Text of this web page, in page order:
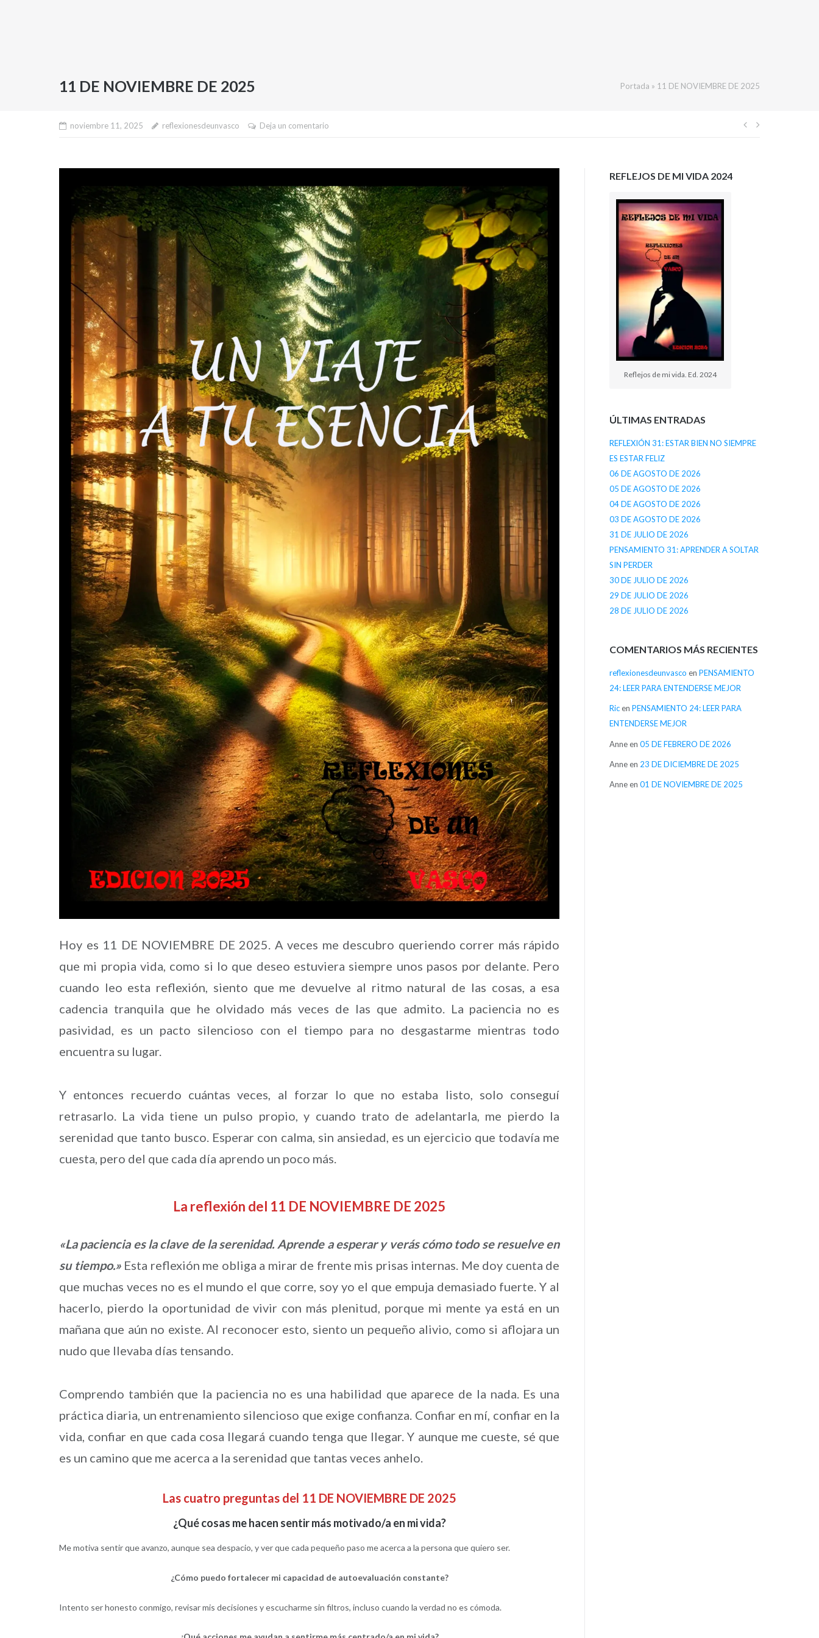
11 DE NOVIEMBRE DE 2025 Portada » 11 DE NOVIEMBRE DE 2025
noviembre 11, 2025 reflexionesdeunvasco Deja un comentario
Navegación
Hoy es 11 DE NOVIEMBRE DE 2025. A veces me descubro queriendo correr más rápido
que mi propia vida, como si lo que deseo estuviera siempre unos pasos por delante. Pero
cuando leo esta reflexión, siento que me devuelve al ritmo natural de las cosas, a esa
cadencia tranquila que he olvidado más veces de las que admito. La paciencia no es
pasividad, es un pacto silencioso con el tiempo para no desgastarme mientras todo
encuentra su lugar.
Y entonces recuerdo cuántas veces, al forzar lo que no estaba listo, solo conseguí
retrasarlo. La vida tiene un pulso propio, y cuando trato de adelantarla, me pierdo la
serenidad que tanto busco. Esperar con calma, sin ansiedad, es un ejercicio que todavía me
cuesta, pero del que cada día aprendo un poco más.
La reflexión del 11 DE NOVIEMBRE DE 2025
«La paciencia es la clave de la serenidad. Aprende a esperar y verás cómo todo se resuelve en
su tiempo.»Esta reflexión me obliga a mirar de frente mis prisas internas. Me doy cuenta de
que muchas veces no es el mundo el que corre, soy yo el que empuja demasiado fuerte. Y al
hacerlo, pierdo la oportunidad de vivir con más plenitud, porque mi mente ya está en un
mañana que aún no existe. Al reconocer esto, siento un pequeño alivio, como si aflojara un
nudo que llevaba días tensando.
Comprendo también que la paciencia no es una habilidad que aparece de la nada. Es una
práctica diaria, un entrenamiento silencioso que exige confianza. Confiar en mí, confiar en la
vida, confiar en que cada cosa llegará cuando tenga que llegar. Y aunque me cueste, sé que
es un camino que me acerca a la serenidad que tantas veces anhelo.
Las cuatro preguntas del 11 DE NOVIEMBRE DE 2025
¿Qué cosas me hacen sentir más motivado/a en mi vida?
Me motiva sentir que avanzo, aunque sea despacio, y ver que cada pequeño paso me acerca a la persona que quiero ser.
¿Cómo puedo fortalecer mi capacidad de autoevaluación constante?
Intento ser honesto conmigo, revisar mis decisiones y escucharme sin filtros, incluso cuando la verdad no es cómoda.
REFLEJOS DE MI VIDA 2024
Reflejos de mi vida. Ed. 2024
ÚLTIMAS ENTRADAS
REFLEXIÓN 31: ESTAR BIEN NO SIEMPRE
ES ESTAR FELIZ
06 DE AGOSTO DE 2026
05 DE AGOSTO DE 2026
04 DE AGOSTO DE 2026
03 DE AGOSTO DE 2026
31 DE JULIO DE 2026
PENSAMIENTO 31: APRENDER A SOLTAR
SIN PERDER
30 DE JULIO DE 2026
29 DE JULIO DE 2026
28 DE JULIO DE 2026
COMENTARIOS MÁS RECIENTES
reflexionesdeunvasco en PENSAMIENTO
24: LEER PARA ENTENDERSE MEJOR
Ricen PENSAMIENTO 24: LEER PARA
ENTENDERSE MEJOR
Anneen 05 DE FEBRERO DE 2026
Anneen 23 DE DICIEMBRE DE 2025
Anneen 01 DE NOVIEMBRE DE 2025